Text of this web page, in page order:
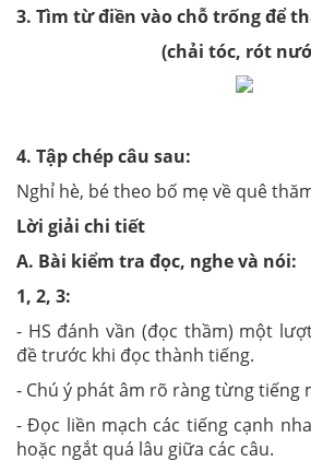
3. Tìm từ điền vào chỗ trống để
(chải tóc, rót
4. Tập chép câu sau:
Nghỉ hè, bé theo bố mẹ về quê
Lời giải chi tiết
A. Bài kiểm tra đọc, nghe và nói:
1, 2, 3:
- HS đánh vần (đọc thầm) một
đề trước khi đọc thành tiếng.
- Chú ý phát âm rõ ràng từng tiếng
- Đọc liền mạch các tiếng cạnh
hoặc ngắt quá lâu giữa các câu.